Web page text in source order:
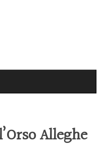
Alleghe